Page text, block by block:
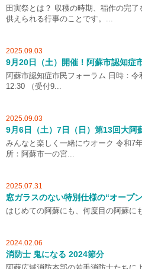
田実祭とは？ 収穫の時期、稲作の完
供えられる行事のことです。...
2025.09.03
9月20日（土）開催！阿蘇市認知症
阿蘇市認知症市民フォーラム 日時：令
12:30 （受付9...
2025.09.03
9月6日（土）7日（日）第13回大阿
みんなと楽しく一緒にウオーク 令和7
所：阿蘇市一の宮...
2025.07.31
窓ガラスのない特別仕様の“オープ
はじめての阿蘇にも、何度目の阿蘇
2024.02.06
消防士 鬼になる 2024節分